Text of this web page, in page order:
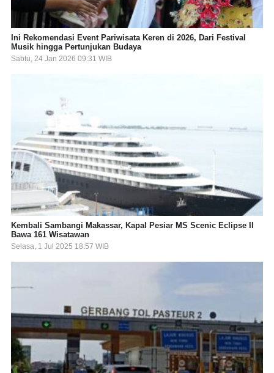
Ini Rekomendasi Event Pariwisata Keren di 2026, Dari Festival
Musik hingga Pertunjukan Budaya
Sabtu, 24 Jan 2026 09:31 WIB
Kembali Sambangi Makassar, Kapal Pesiar MS Scenic Eclipse II
Bawa 161 Wisatawan
Selasa, 1 Jul 2025 18:57 WIB